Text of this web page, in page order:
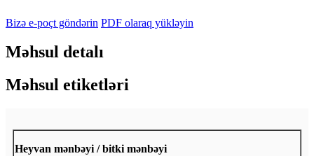
Bizə e-poçt göndərin PDF olaraq yükləyin
Məhsul detalı
Məhsul etiketləri
Heyvan mənbəyi / bitki mənbəyi